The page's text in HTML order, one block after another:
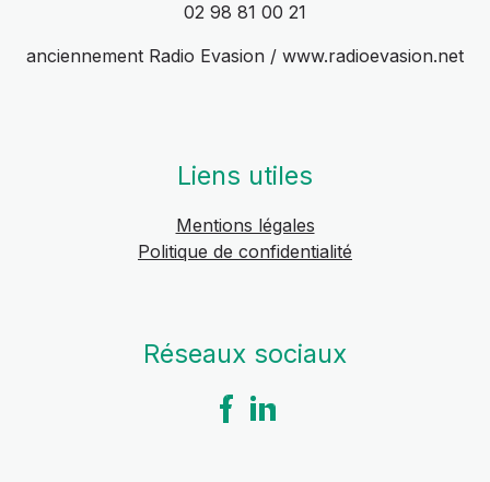
02 98 81 00 21
anciennement Radio Evasion / www.radioevasion.net
Liens utiles
Mentions légales
Politique de confidentialité
Réseaux sociaux